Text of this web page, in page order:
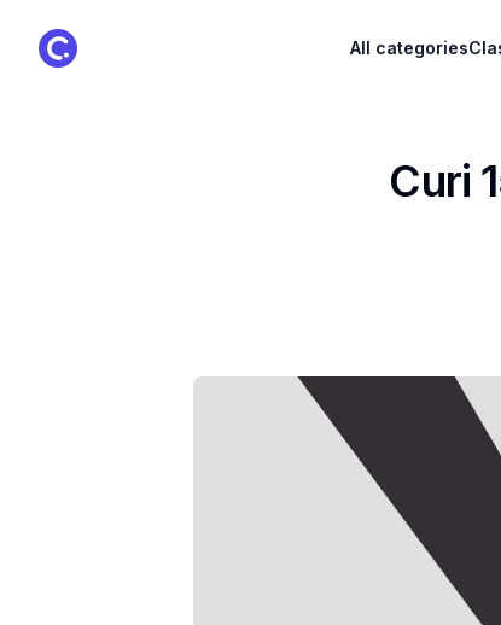
ClassPoint Logo All categories
Curi